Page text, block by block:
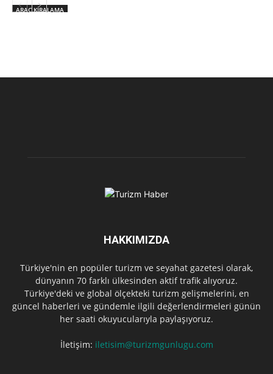
ARAÇ KİRALAMA
HAKKIMIZDA
Türkiye'nin en popüler turizm ve seyahat gazetesi olarak,
dünyanın 70 farklı ülkesinden aktif trafik alıyoruz.
Türkiye'deki ve global ölçekteki turizm gelişmelerini, en
güncel haberleri ve gündemle ilgili değerlendirmeleri günün
her saati okuyucularıyla paylaşıyoruz.
İletişim: iletisim@turizmgunlugu.com